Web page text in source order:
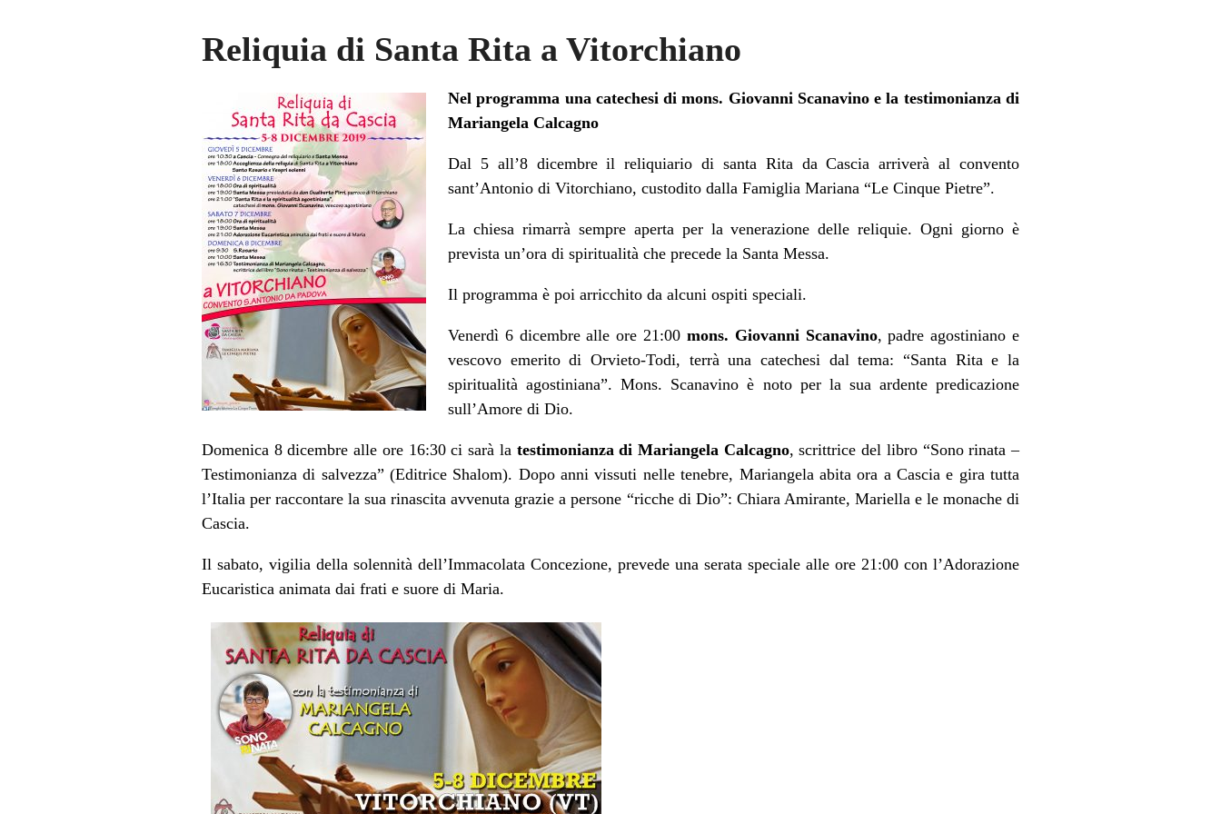
Reliquia di Santa Rita a Vitorchiano
Nel programma una catechesi di mons. Giovanni Scanavino e la testimonianza di
Mariangela Calcagno
Dal 5 all’8 dicembre il reliquiario di santa Rita da Cascia arriverà al convento
sant’Antonio di Vitorchiano, custodito dalla Famiglia Mariana “Le Cinque Pietre”.
La chiesa rimarrà sempre aperta per la venerazione delle reliquie. Ogni giorno è
prevista un’ora di spiritualità che precede la Santa Messa.
Il programma è poi arricchito da alcuni ospiti speciali.
Venerdì 6 dicembre alle ore 21:00 mons. Giovanni Scanavino, padre agostiniano e
vescovo emerito di Orvieto-Todi, terrà una catechesi dal tema: “Santa Rita e la
spiritualità agostiniana”. Mons. Scanavino è noto per la sua ardente predicazione
sull’Amore di Dio.
Domenica 8 dicembre alle ore 16:30 ci sarà la testimonianza di Mariangela Calcagno, scrittrice del libro “Sono rinata –
Testimonianza di salvezza” (Editrice Shalom). Dopo anni vissuti nelle tenebre, Mariangela abita ora a Cascia e gira tutta
l’Italia per raccontare la sua rinascita avvenuta grazie a persone “ricche di Dio”: Chiara Amirante, Mariella e le monache di
Cascia.
Il sabato, vigilia della solennità dell’Immacolata Concezione, prevede una serata speciale alle ore 21:00 con l’Adorazione
Eucaristica animata dai frati e suore di Maria.